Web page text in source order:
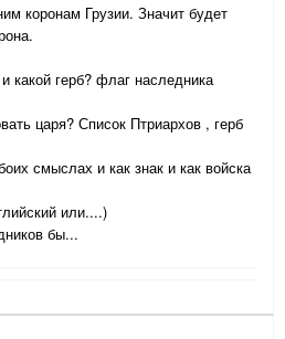
коронам Грузии. Значит будет
какой герб? флаг наследника
царя? Список Птриархов , герб
смыслах и как знак и как войска
или....)
бы...